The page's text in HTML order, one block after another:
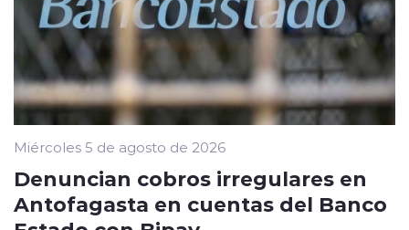
Miércoles 5 de agosto de 2026
Denuncian cobros irregulares en
Antofagasta en cuentas del Banco